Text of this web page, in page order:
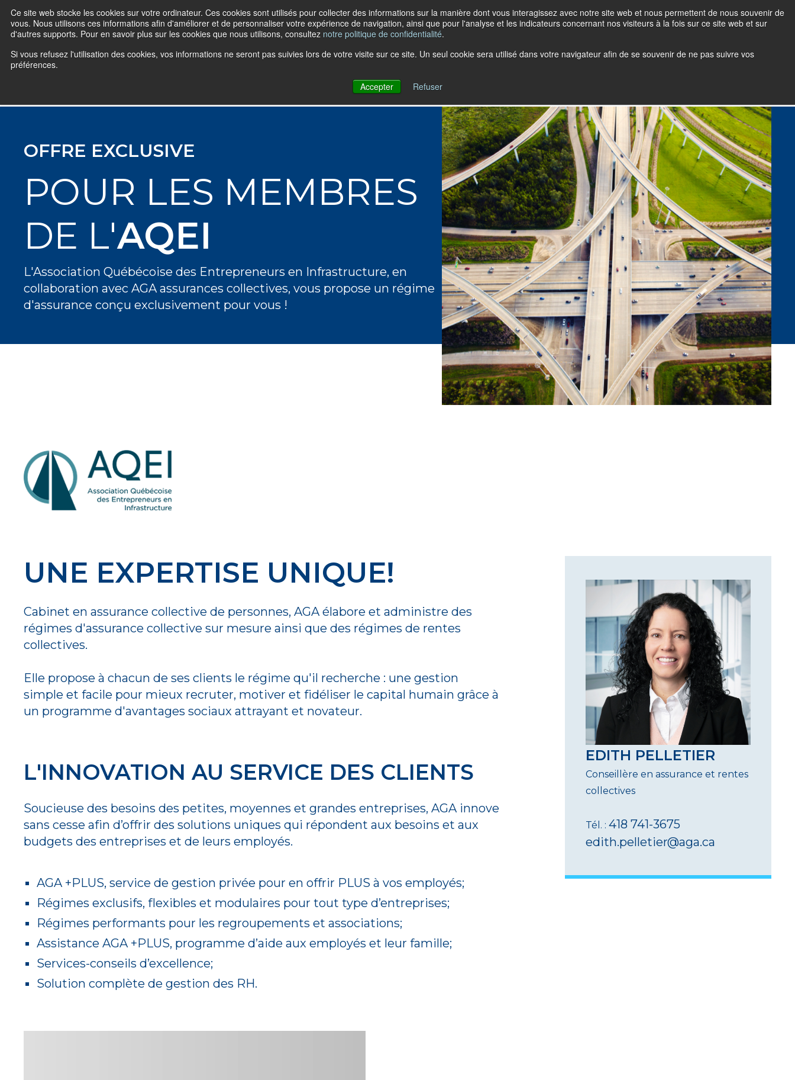
Ce site web stocke les cookies sur votre ordinateur. Ces cookies sont utilisés pour collecter des informations sur la manière dont vous interagissez avec notre site web et nous permettent de nous souvenir de
vous. Nous utilisons ces informations afin d'améliorer et de personnaliser votre expérience de navigation, ainsi que pour l'analyse et les indicateurs concernant nos visiteurs à la fois sur ce site web et sur
d'autres supports. Pour en savoir plus sur les cookies que nous utilisons, consultez notre politique de confidentialité.
Si vous refusez l'utilisation des cookies, vos informations ne seront pas suivies lors de votre visite sur ce site. Un seul cookie sera utilisé dans votre navigateur afin de se souvenir de ne pas suivre vos
préférences.
Accepter
Refuser
Se connecter Soumission EN
OFFRE EXCLUSIVE
POUR LES MEMBRES
DE L'AQEI
L'Association Québécoise des Entrepreneurs en Infrastructure, en
collaboration avec AGA assurances collectives, vous propose un régime
d'assurance conçu exclusivement pour vous !
UNE EXPERTISE UNIQUE!
Cabinet en assurance collective de personnes, AGA élabore et administre des
régimes d'assurance collective sur mesure ainsi que des régimes de rentes
collectives.
Elle propose à chacun de ses clients le régime qu'il recherche : une gestion
simple et facile pour mieux recruter, motiver et fidéliser le capital humain grâce à
un programme d'avantages sociaux attrayant et novateur.
L'INNOVATION AU SERVICE DES CLIENTS
Soucieuse des besoins des petites, moyennes et grandes entreprises, AGA innove
sans cesse afin d’offrir des solutions uniques qui répondent aux besoins et aux
budgets des entreprises et de leurs employés.
AGA +PLUS, service de gestion privée pour en offrir PLUS à vos employés;
Régimes exclusifs, flexibles et modulaires pour tout type d’entreprises;
Régimes performants pour les regroupements et associations;
Assistance AGA +PLUS, programme d’aide aux employés et leur famille;
Services-conseils d’excellence;
Solution complète de gestion des RH.
EDITH PELLETIER
Conseillère en assurance et rentes
collectives
Tél. :418 741-3675
edith.pelletier@aga.ca